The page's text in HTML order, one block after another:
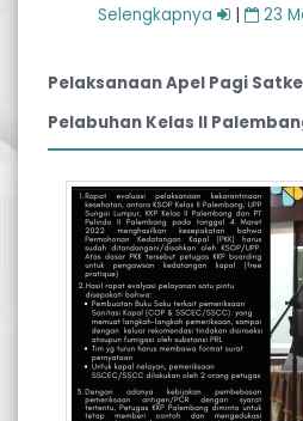
Selengkapnya
| 23
Pelaksanaan Apel Pagi
Pelabuhan Kelas II